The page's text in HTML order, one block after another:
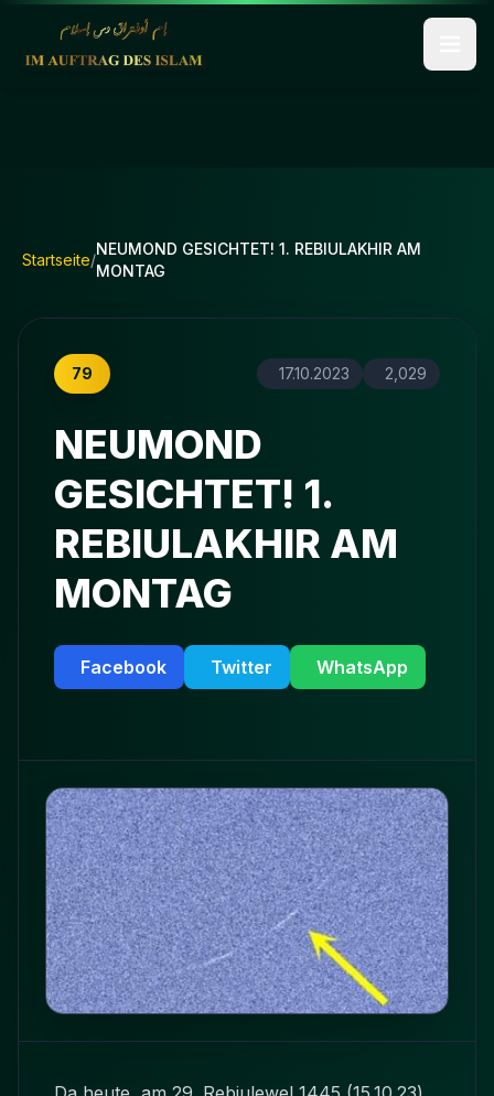
Startseite/
NEUMOND GESICHTET! 1. REBIULAKHIR AM
MONTAG
79 17.10.2023 2,029
NEUMOND
GESICHTET! 1.
REBIULAKHIR AM
MONTAG
Facebook Twitter WhatsApp